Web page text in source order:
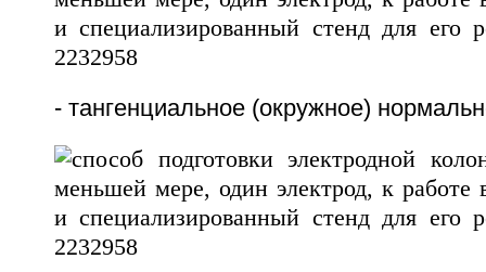
- тангенциальное (окружное)